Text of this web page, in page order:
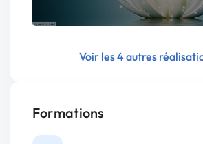
Voir les 4 autres
Formations